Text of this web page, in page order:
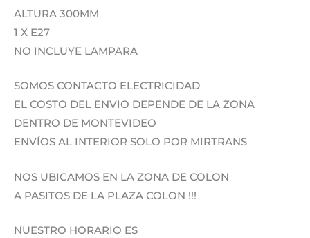
ALTURA 300MM
1 X E27
NO INCLUYE LAMPARA
SOMOS CONTACTO ELECTRICIDAD
EL COSTO DEL ENVIO DEPENDE DE LA ZONA
DENTRO DE MONTEVIDEO
ENVÍOS AL INTERIOR SOLO POR MIRTRANS
NOS UBICAMOS EN LA ZONA DE COLON
A PASITOS DE LA PLAZA COLON !!!
NUESTRO HORARIO ES